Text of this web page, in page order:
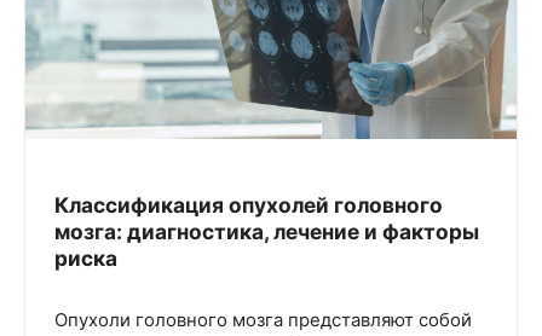
Классификация опухолей головного
мозга: диагностика, лечение и факторы
риска
Опухоли головного мозга представляют собой